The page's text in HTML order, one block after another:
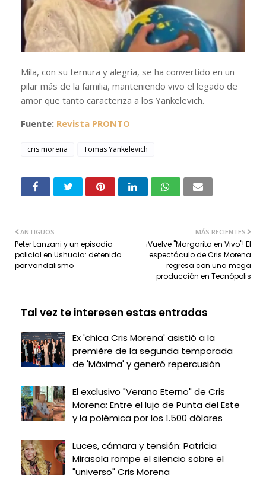
Mila, con su ternura y alegría, se ha convertido en un
pilar más de la familia, manteniendo vivo el legado de
amor que tanto caracteriza a los Yankelevich.
Fuente: Revista PRONTO
cris morena Tomas Yankelevich
MÁS RECIENTES
¡Vuelve "Margarita en Vivo"! El
espectáculo de Cris Morena
regresa con una mega
producción en Tecnópolis
ANTIGUOS
Peter Lanzani y un episodio
policial en Ushuaia: detenido
por vandalismo
Tal vez te interesen estas entradas
Ex 'chica Cris Morena' asistió a la
première de la segunda temporada
de 'Máxima' y generó repercusión
El exclusivo "Verano Eterno" de Cris
Morena: Entre el lujo de Punta del Este
y la polémica por los 1.500 dólares
Luces, cámara y tensión: Patricia
Mirasola rompe el silencio sobre el
"universo" Cris Morena